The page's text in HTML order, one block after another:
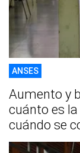
ANSES
Aumento y
cuánto es
cuándo se